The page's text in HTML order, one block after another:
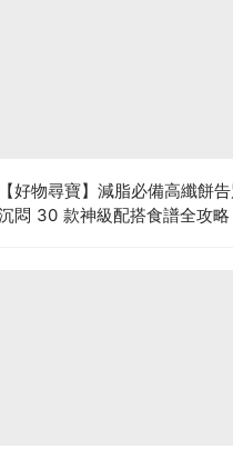
【好物尋寶】減脂必備高纖餅
悶 30 款神級配搭食譜全攻略